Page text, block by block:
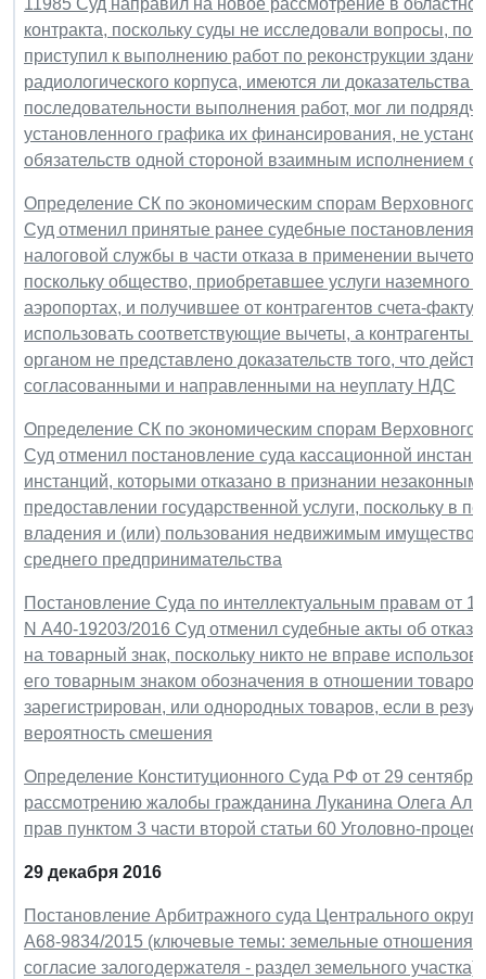
11985 Суд направил на новое рассмотрение в
контракта, поскольку суды не исследовали вопросы, по
приступил к выполнению работ по реконструкции
радиологического корпуса, имеются ли доказательства
последовательности выполнения работ, мог ли
установленного графика их финансирования, не
обязательств одной стороной взаимным исполнением
Определение СК по экономическим спорам Верховного
Суд отменил принятые ранее судебные постановления
налоговой службы в части отказа в применении
поскольку общество, приобретавшее услуги
аэропортах, и получившее от контрагентов счета-
использовать соответствующие вычеты, а
органом не представлено доказательств того, что
согласованными и направленными на неуплату НДС
Определение СК по экономическим спорам Верховного
Суд отменил постановление суда кассационной
инстанций, которыми отказано в признании незаконным
предоставлении государственной услуги, поскольку в
владения и (или) пользования недвижимым
среднего предпринимательства
Постановление Суда по интеллектуальным правам от
N А40-19203/2016 Суд отменил судебные акты об
на товарный знак, поскольку никто не вправе
его товарным знаком обозначения в отношении
зарегистрирован, или однородных товаров, если в
вероятность смешения
Определение Конституционного Суда РФ от 29
рассмотрению жалобы гражданина Луканина Олега
прав пунктом 3 части второй статьи 60 Уголовно-
29 декабря 2016
Постановление Арбитражного суда Центрального
А68-9834/2015 (ключевые темы: земельные отношения -
согласие залогодержателя - раздел земельного участка)